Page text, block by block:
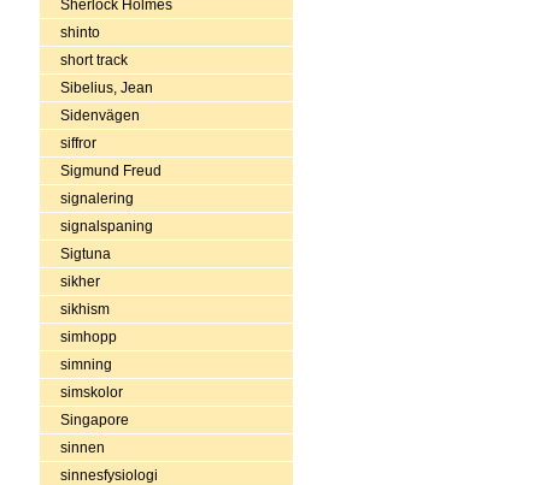
Sherlock Holmes
shinto
short track
Sibelius, Jean
Sidenvägen
siffror
Sigmund Freud
signalering
signalspaning
Sigtuna
sikher
sikhism
simhopp
simning
simskolor
Singapore
sinnen
sinnesfysiologi